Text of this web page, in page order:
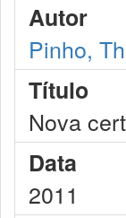
Autor
Pinho,
Título
Nova
Data
2011